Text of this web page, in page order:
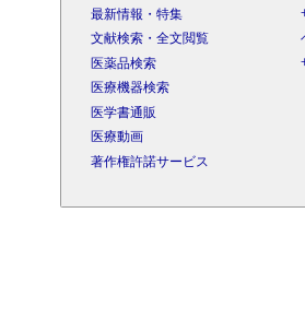
最新情報・特集
文献検索・全文閲覧
医薬品検索
医療機器検索
医学書通販
医療動画
著作権許諾サービス